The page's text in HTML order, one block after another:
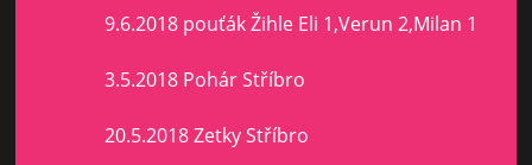
9.6.2018 pouťák Žihle Eli 1,Verun 2,Milan 1
3.5.2018 Pohár Stříbro
20.5.2018 Zetky Stříbro